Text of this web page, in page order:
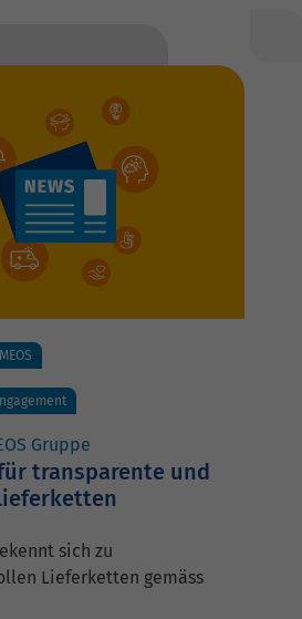
Gruppe
transparente und
sich zu
Lieferketten gemäss